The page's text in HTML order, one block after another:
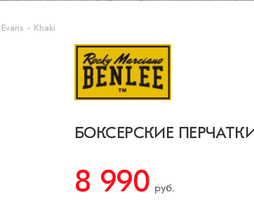
- Khaki
БОКСЕРСКИЕ ПЕРЧАТКИ
8 990 руб.